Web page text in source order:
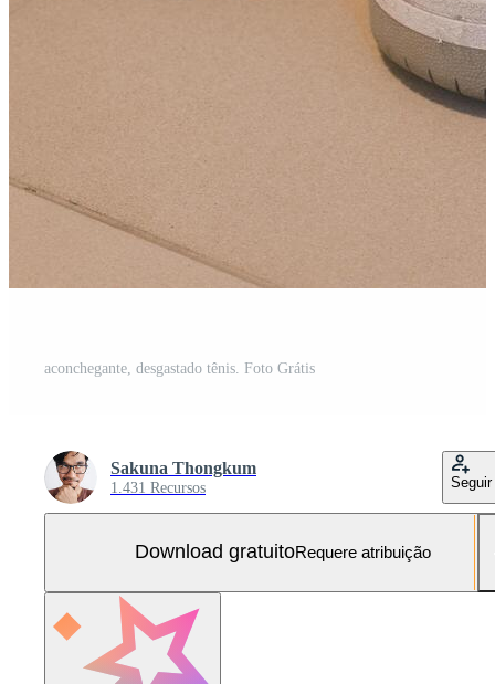
aconchegante, desgastado tênis. Foto Grátis
Sakuna Thongkum
1.431 Recursos Seguir
Download gratuitoRequere atribuição